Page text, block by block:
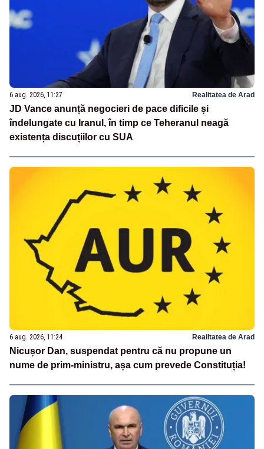
6 aug. 2026, 11:27 Realitatea de Arad
JD Vance anunță negocieri de pace dificile și
îndelungate cu Iranul, în timp ce Teheranul neagă
existența discuțiilor cu SUA
6 aug. 2026, 11:24 Realitatea de Arad
Nicușor Dan, suspendat pentru că nu propune un
nume de prim-ministru, așa cum prevede Constituția!